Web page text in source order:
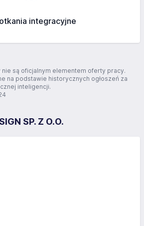
integracyjne
są oficjalnym elementem oferty pracy.
na podstawie historycznych ogłoszeń za
inteligencji.
SP. Z O.O.